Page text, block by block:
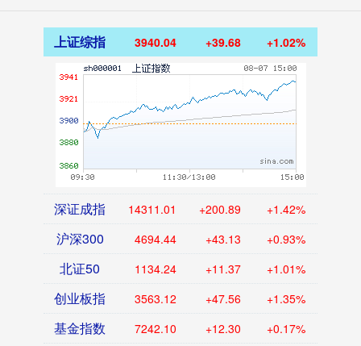
上证综指 3940.04 +39.68 +1.02%
深证成指 14311.01 +200.89 +1.42%
沪深300 4694.44 +43.13 +0.93%
北证50 1134.24 +11.37 +1.01%
创业板指 3563.12 +47.56 +1.35%
基金指数 7242.10 +12.30 +0.17%